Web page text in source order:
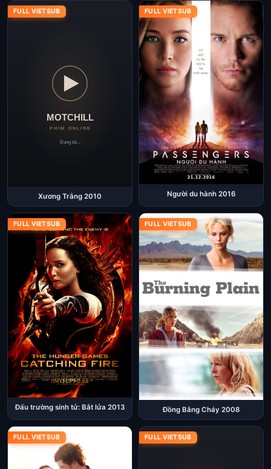
FULL VIETSUB
Xương Trắng 2010
FULL VIETSUB
Người du hành 2016
FULL VIETSUB
Đấu trường sinh tử: Bắt lửa 2013
FULL VIETSUB
Đồng Bằng Cháy 2008
FULL VIETSUB FULL VIETSUB